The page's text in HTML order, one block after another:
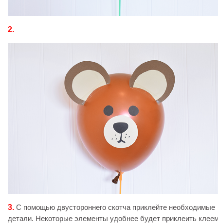
2.
3. С помощью двустороннего скотча приклейте необходимые
детали. Некоторые элементы удобнее будет приклеить